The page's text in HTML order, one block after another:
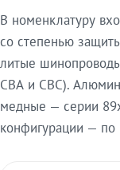
В номенклатуру
со степенью
литые
СВА и СВС).
медные — серии
конфигурации — по